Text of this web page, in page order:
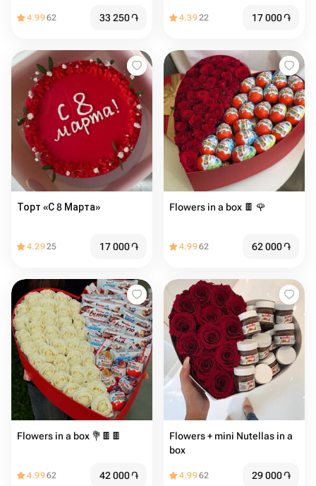
4.9962 33 250֏ 4.3922 17 000֏
Торт «С 8 Марта» ️
4.2925 17 000֏
Flowers in a box 🍫 🌹
4.9962 62 000֏
Flowers in a box 💐🍫🍫
4.9962 42 000֏
Flowers + mini Nutellas in a
box
4.9962 29 000֏